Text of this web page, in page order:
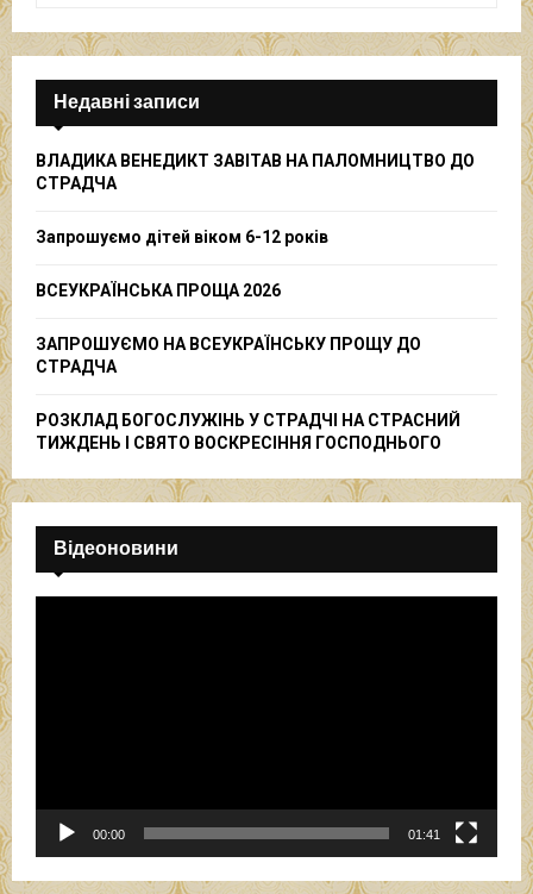
f
r
S
E
A
Недавні записи
ВЛАДИКА ВЕНЕДИКТ ЗАВІТАВ НА ПАЛОМНИЦТВО ДО
СТРАДЧА
Запрошуємо дітей віком 6-12 років
ВСЕУКРАЇНСЬКА ПРОЩА 2026
ЗАПРОШУЄМО НА ВСЕУКРАЇНСЬКУ ПРОЩУ ДО
СТРАДЧА
РОЗКЛАД БОГОСЛУЖІНЬ У СТРАДЧІ НА СТРАСНИЙ
ТИЖДЕНЬ І СВЯТО ВОСКРЕСІННЯ ГОСПОДНЬОГО
Відеоновини
г
а
в
00:00 01:41